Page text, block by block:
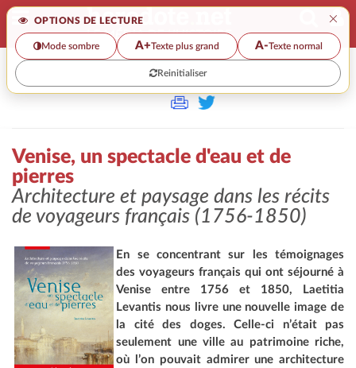
OPTIONS DE LECTURE ×
Mode sombre A+Texte plus grand A-Texte normal
Reinitialiser
>> VENISE, UN SPECTACLE D'EAU ET DE PIERRES
Venise, un spectacle d'eau et de
pierres
Architecture et paysage dans les récits
de voyageurs français (1756-1850)
En se concentrant sur les témoignages
des voyageurs français qui ont séjourné à
Venise entre 1756 et 1850, Laetitia
Levantis nous livre une nouvelle image de
la cité des doges. Celle-ci n’était pas
seulement une ville au patrimoine riche,
où l’on pouvait admirer une architecture